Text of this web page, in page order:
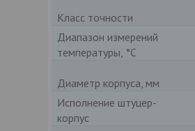
Класс точности
Диапазон измерений
температуры, °C
Диаметр корпуса, мм
Исполнение штуцер-
корпус